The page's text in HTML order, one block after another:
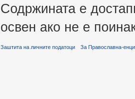
Содржината е
освен ако не е
Заштита на личните податоци За Православна-